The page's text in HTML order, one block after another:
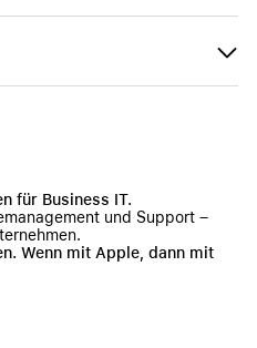
für Business IT.
und Support –
Wenn mit Apple, dann mit